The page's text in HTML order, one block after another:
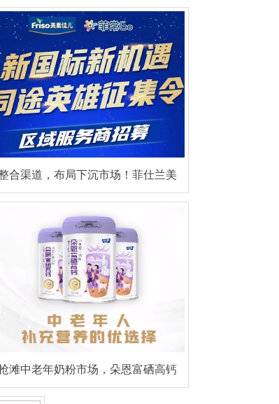
工，5G (hǎo)品质引领羊乳新潮流
合渠道，布局下沉市场！菲仕兰美
素佳儿“菲常购”区域服务商火热招募
中！
滩中老年奶粉市场，朵恩富硒高钙
羊奶粉强势出击！